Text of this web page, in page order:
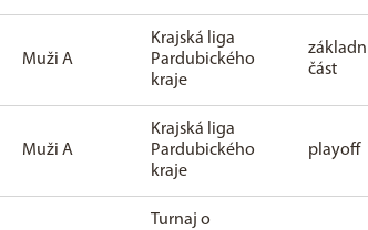
Muži A
Krajská liga
Pardubického
kraje
část
Muži A
Krajská liga
Pardubického
kraje
playoff
Turnaj o